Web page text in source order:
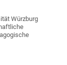
Würzburg